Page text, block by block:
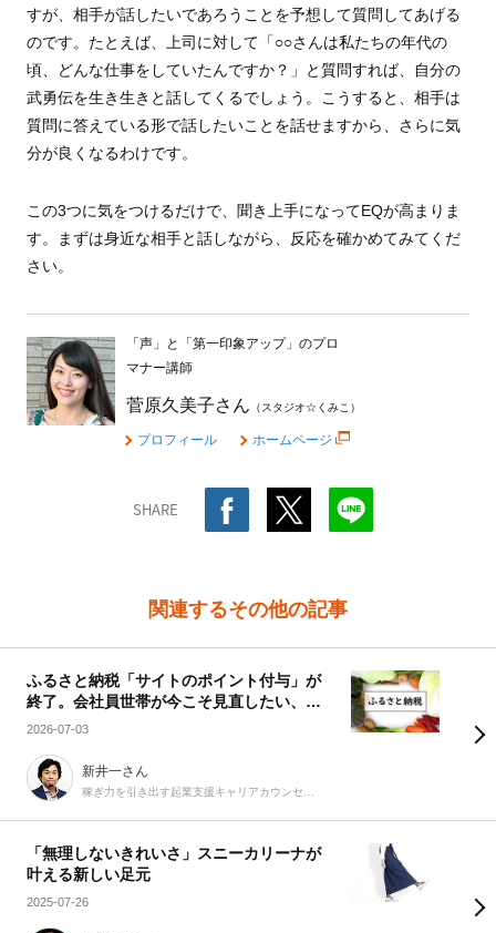
すが、相手が話したいであろうことを予想して質問してあげる
のです。たとえば、上司に対して「○○さんは私たちの年代の
頃、どんな仕事をしていたんですか？」と質問すれば、自分の
武勇伝を生き生きと話してくるでしょう。こうすると、相手は
質問に答えている形で話したいことを話せますから、さらに気
分が良くなるわけです。
この3つに気をつけるだけで、聞き上手になってEQが高まりま
す。まずは身近な相手と話しながら、反応を確かめてみてくだ
さい。
「声」と「第一印象アップ」のプロ
マナー講師
菅原久美子さん （スタジオ☆くみこ）
プロフィール ホームページ
SHARE
関連するその他の記事
ふるさと納税「サイトのポイント付与」が
終了。会社員世帯が今こそ見直したい、賢
い活用術
2026-07-03
新井一さん
稼ぎ力を引き出す起業支援キャリアカウンセラー
「無理しないきれいさ」スニーカリーナが
叶える新しい足元
2025-07-26